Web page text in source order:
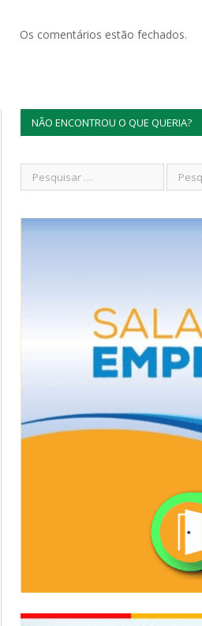
Os comentários estão fechados.
NÃO ENCONTROU O QUE QUERIA?